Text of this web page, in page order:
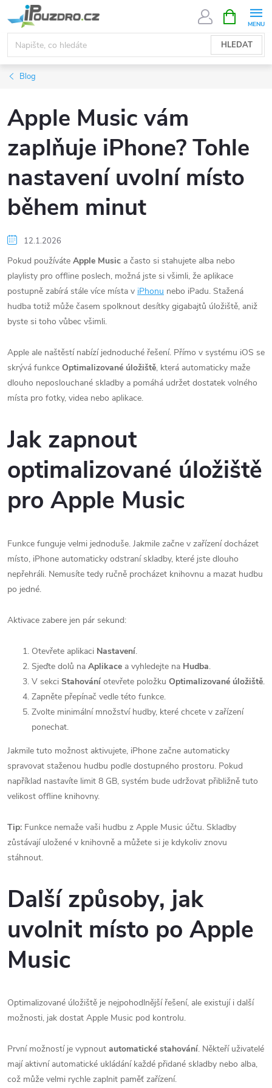
na
obsah
HLEDAT
NÁKUPNÍ
KOŠÍK
Blog
Apple Music vám
zaplňuje iPhone? Tohle
nastavení uvolní místo
během minut
12.1.2026
Pokud používáte Apple Music a často si stahujete alba nebo
playlisty pro offline poslech, možná jste si všimli, že aplikace
postupně zabírá stále více místa v iPhonu nebo iPadu. Stažená
hudba totiž může časem spolknout desítky gigabajtů úložiště, aniž
byste si toho vůbec všimli.
Apple ale naštěstí nabízí jednoduché řešení. Přímo v systému iOS se
skrývá funkce Optimalizované úložiště, která automaticky maže
dlouho neposlouchané skladby a pomáhá udržet dostatek volného
místa pro fotky, videa nebo aplikace.
Jak zapnout
optimalizované úložiště
pro Apple Music
Funkce funguje velmi jednoduše. Jakmile začne v zařízení docházet
místo, iPhone automaticky odstraní skladby, které jste dlouho
nepřehráli. Nemusíte tedy ručně procházet knihovnu a mazat hudbu
po jedné.
Aktivace zabere jen pár sekund:
Otevřete aplikaci Nastavení.
Sjeďte dolů na Aplikace a vyhledejte na Hudba.
V sekci Stahování otevřete položku Optimalizované úložiště.
Zapněte přepínač vedle této funkce.
Zvolte minimální množství hudby, které chcete v zařízení
ponechat.
Jakmile tuto možnost aktivujete, iPhone začne automaticky
spravovat staženou hudbu podle dostupného prostoru. Pokud
například nastavíte limit 8 GB, systém bude udržovat přibližně tuto
velikost offline knihovny.
Tip: Funkce nemaže vaši hudbu z Apple Music účtu. Skladby
zůstávají uložené v knihovně a můžete si je kdykoliv znovu
stáhnout.
Další způsoby, jak
uvolnit místo po Apple
Music
Optimalizované úložiště je nejpohodlnější řešení, ale existují i další
možnosti, jak dostat Apple Music pod kontrolu.
První možností je vypnout automatické stahování. Někteří uživatelé
mají aktivní automatické ukládání každé přidané skladby nebo alba,
což může velmi rychle zaplnit paměť zařízení.